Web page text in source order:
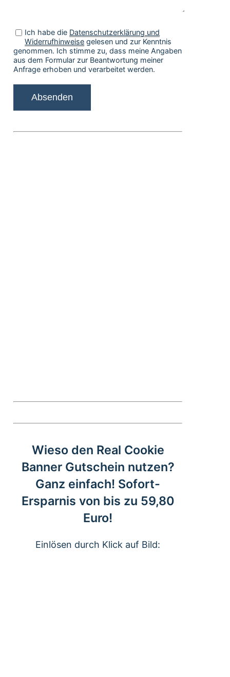
Ich habe die Datenschutzerklärung und
Widerrufhinweise gelesen und zur Kenntnis
genommen. Ich stimme zu, dass meine Angaben
aus dem Formular zur Beantwortung meiner
Anfrage erhoben und verarbeitet werden.
Wieso den Real Cookie
Banner Gutschein nutzen?
Ganz einfach! Sofort-
Ersparnis von bis zu 59,80
Euro!
Einlösen durch Klick auf Bild: